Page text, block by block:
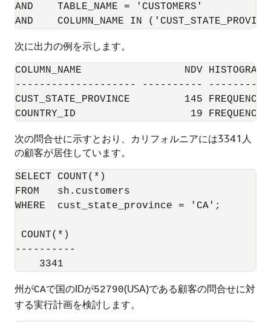
AND    TABLE_NAME = 'CUSTOMERS'
次に出力の例を示します。
COLUMN_NAME                 NDV HISTOGRAM
-------------------- ----------
CUST_STATE_PROVINCE         145 FREQUENCY
次の問合せに示すとおり、カリフォルニアには3341人
の顧客が居住しています。
SELECT COUNT(*)
FROM   sh.customers
WHERE  cust_state_province = 'CA';
COUNT(*)
----------
州がCAで国のIDが52790(USA)である顧客の問合せに対
する実行計画を検討します。